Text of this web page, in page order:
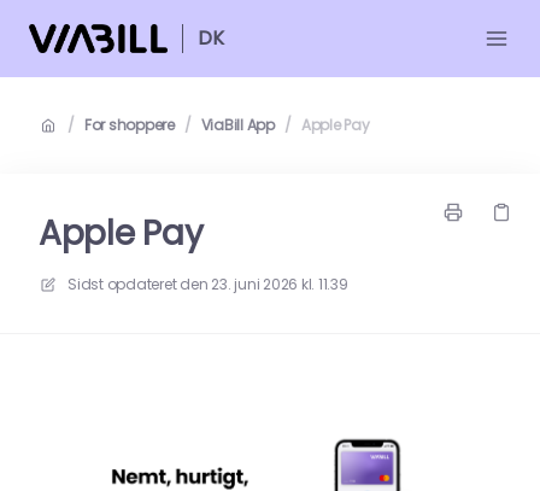
DK
/ For shoppere / ViaBill App / Apple Pay
Apple Pay
Sidst opdateret den 23. juni 2026 kl. 11.39